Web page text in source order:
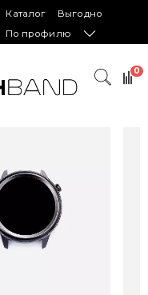
Каталог
Выгодно
По профилю
0